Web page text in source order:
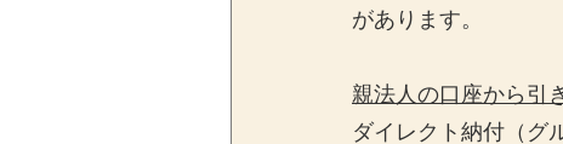
があります。
親法人の口座から引
ダイレクト納付（グ